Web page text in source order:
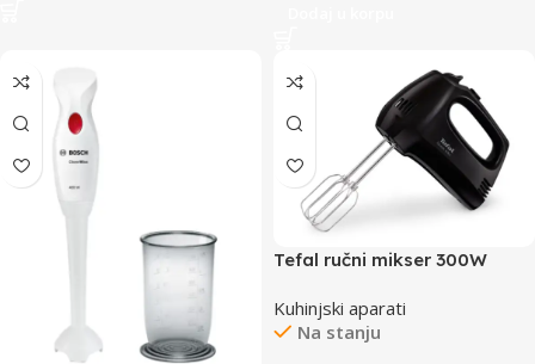
Tefal ručni mikser 300W
Kuhinjski aparati
Na stanju